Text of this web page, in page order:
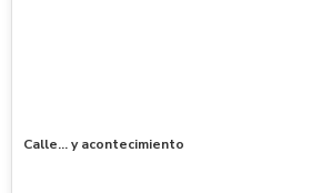
Calle… y acontecimiento